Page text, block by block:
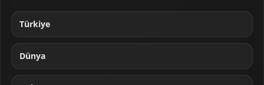
Türkiye
Dünya